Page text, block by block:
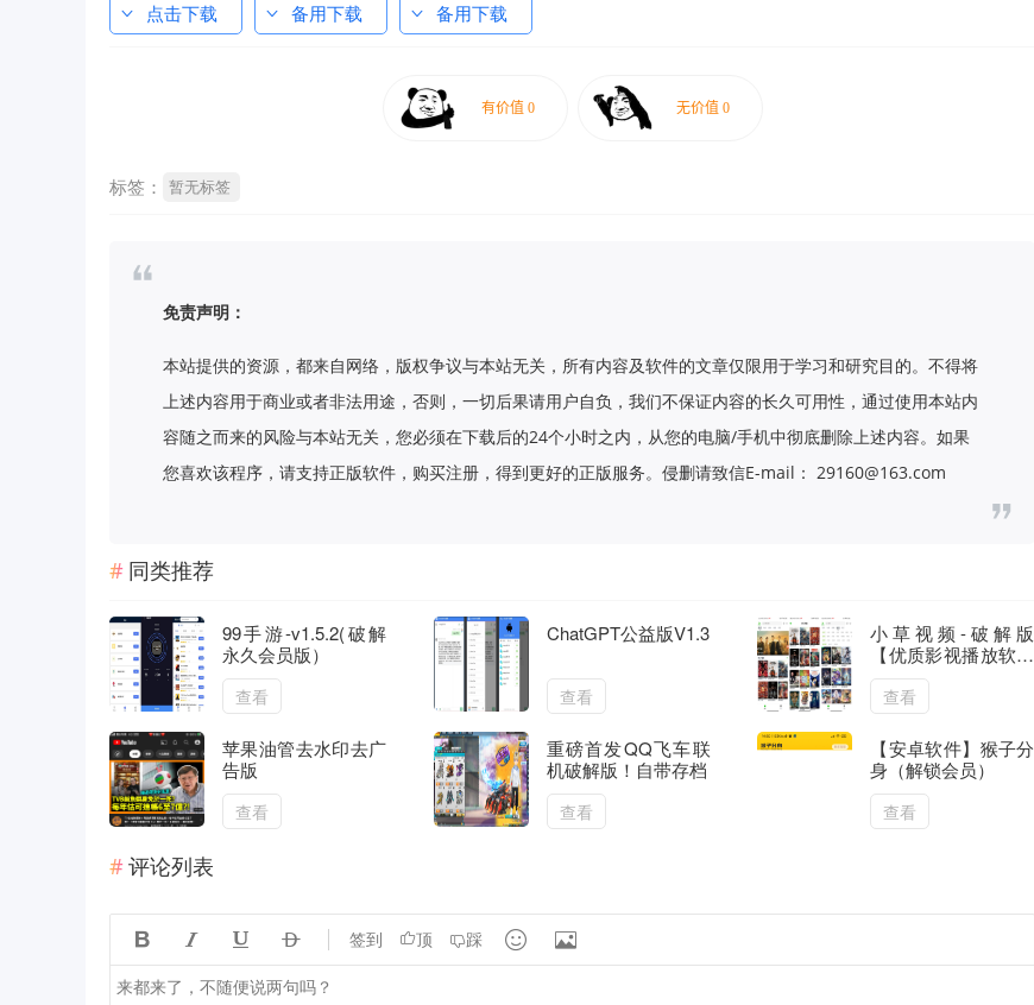
点击下载 备用下载 备用下载
标签： 暂无标签
免责声明：
本站提供的资源，都来自网络，版权争议与本站无关，所有内容及软件的文章仅限用于学习和研究目的。不得将
上述内容用于商业或者非法用途，否则，一切后果请用户自负，我们不保证内容的长久可用性，通过使用本站内
容随之而来的风险与本站无关，您必须在下载后的24个小时之内，从您的电脑/手机中彻底删除上述内容。如果
您喜欢该程序，请支持正版软件，购买注册，得到更好的正版服务。侵删请致信E-mail： 29160@163.com
同类推荐
99手游-v1.5.2(破解
永久会员版）
查看
ChatGPT公益版V1.3
查看
小草视频-破解版
【优质影视播放软件
提供电视剧电影动漫
以及自制内容已去除
广告】
查看
苹果油管去水印去广
告版
查看
重磅首发QQ飞车联
机破解版！自带存档
查看
【安卓软件】猴子分
身（解锁会员）
查看
评论列表
    签到 顶 踩  